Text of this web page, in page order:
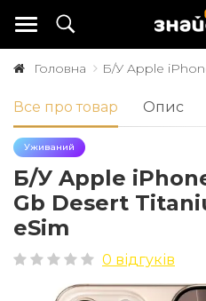
Головна Б/У Apple
Все про товар Опис
Уживаний
Б/У Apple
Gb Desert
eSim
0 відгуків